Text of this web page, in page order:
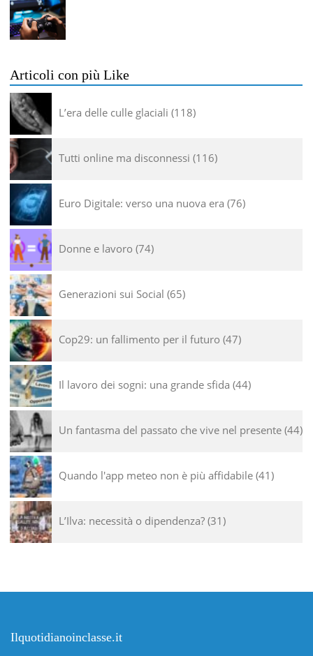
Articoli con più Like
L’era delle culle glaciali 118
Tutti online ma disconnessi 116
Euro Digitale: verso una nuova era 76
Donne e lavoro 74
Generazioni sui Social 65
Cop29: un fallimento per il futuro 47
Il lavoro dei sogni: una grande sfida 44
Un fantasma del passato che vive nel presente 44
Quando l'app meteo non è più affidabile 41
L’Ilva: necessità o dipendenza? 31
Ilquotidianoinclasse.it